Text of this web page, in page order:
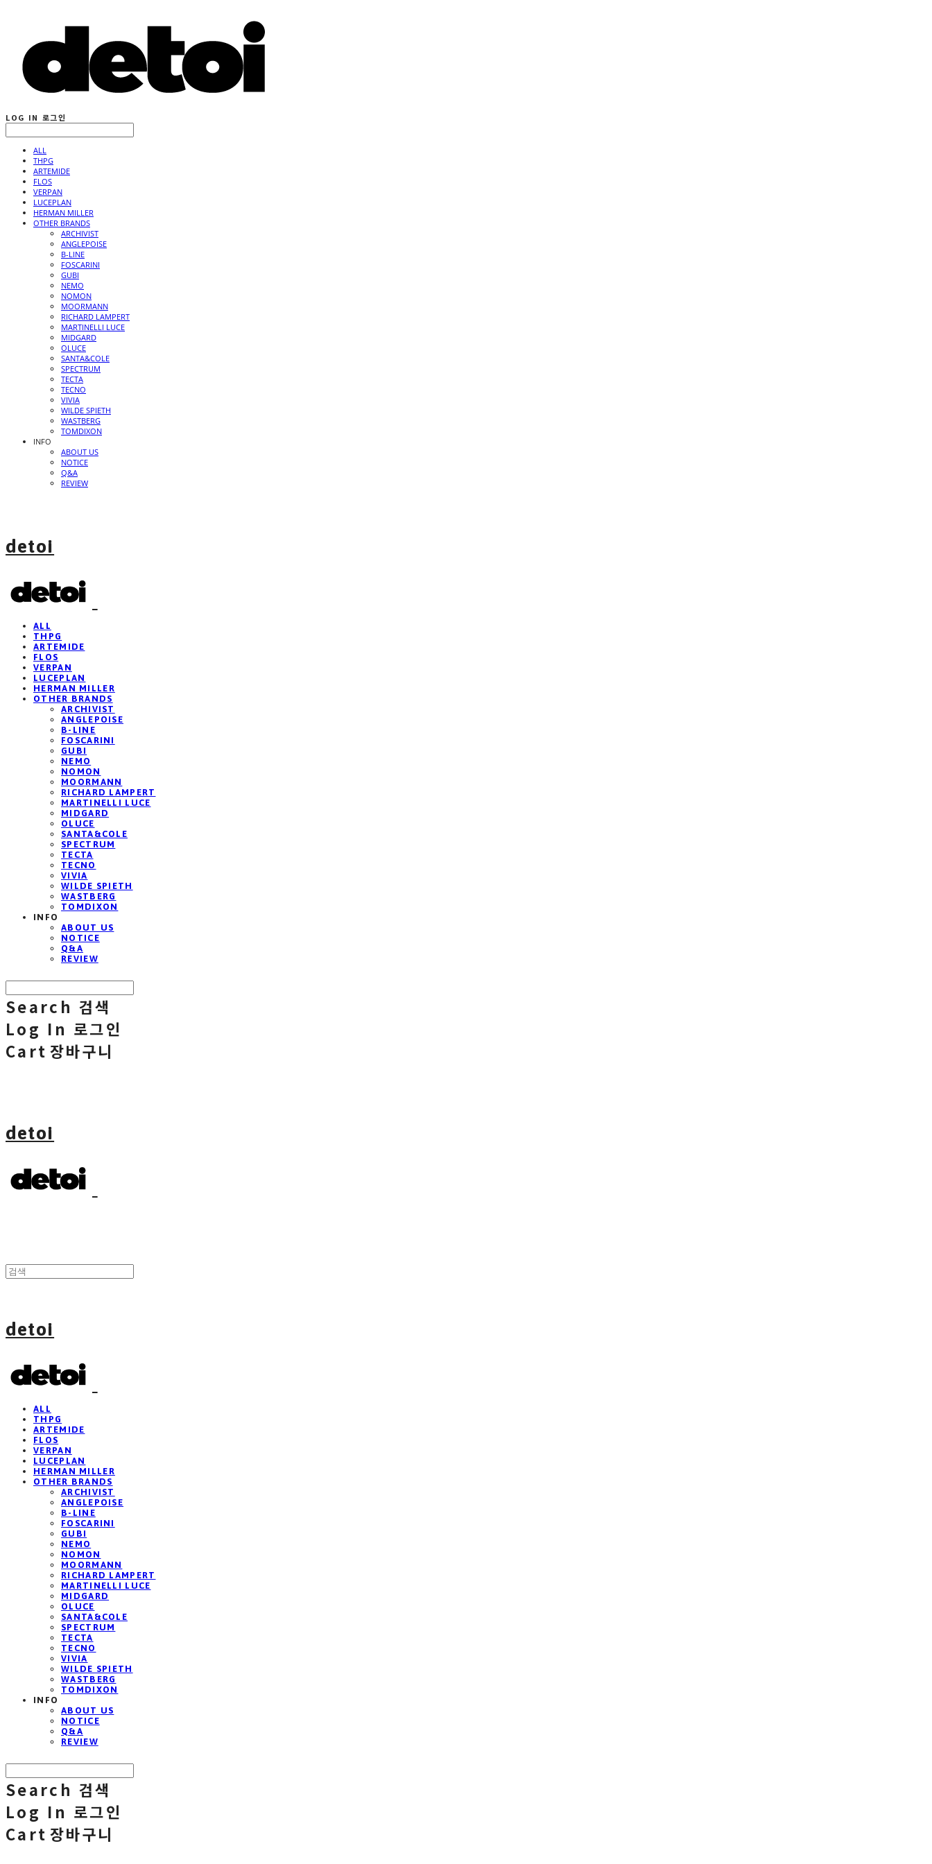
LOG IN 로그인
ALL
THPG
ARTEMIDE
FLOS
VERPAN
LUCEPLAN
HERMAN MILLER
OTHER BRANDS
ARCHIVIST
ANGLEPOISE
B-LINE
FOSCARINI
GUBI
NEMO
NOMON
MOORMANN
RICHARD LAMPERT
MARTINELLI LUCE
MIDGARD
OLUCE
SANTA&COLE
SPECTRUM
TECTA
TECNO
VIVIA
WILDE SPIETH
WASTBERG
TOMDIXON
INFO
ABOUT US
NOTICE
Q&A
REVIEW
detoi
ALL
THPG
ARTEMIDE
FLOS
VERPAN
LUCEPLAN
HERMAN MILLER
OTHER BRANDS
ARCHIVIST
ANGLEPOISE
B-LINE
FOSCARINI
GUBI
NEMO
NOMON
MOORMANN
RICHARD LAMPERT
MARTINELLI LUCE
MIDGARD
OLUCE
SANTA&COLE
SPECTRUM
TECTA
TECNO
VIVIA
WILDE SPIETH
WASTBERG
TOMDIXON
INFO
ABOUT US
NOTICE
Q&A
REVIEW
Search 검색
Log In 로그인
Cart 장바구니
detoi
detoi
ALL
THPG
ARTEMIDE
FLOS
VERPAN
LUCEPLAN
HERMAN MILLER
OTHER BRANDS
ARCHIVIST
ANGLEPOISE
B-LINE
FOSCARINI
GUBI
NEMO
NOMON
MOORMANN
RICHARD LAMPERT
MARTINELLI LUCE
MIDGARD
OLUCE
SANTA&COLE
SPECTRUM
TECTA
TECNO
VIVIA
WILDE SPIETH
WASTBERG
TOMDIXON
INFO
ABOUT US
NOTICE
Q&A
REVIEW
Search 검색
Log In 로그인
Cart 장바구니